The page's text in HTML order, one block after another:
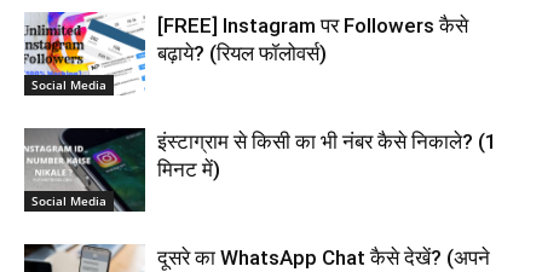
Social Media
[FREE] Instagram पर Followers कैसे
बढ़ाये? (रियल फॉलोवर्स)
Social Media
इंस्टाग्राम से किसी का भी नंबर कैसे निकाले? (1
मिनट में)
दूसरे का WhatsApp Chat कैसे देखें? (अपने